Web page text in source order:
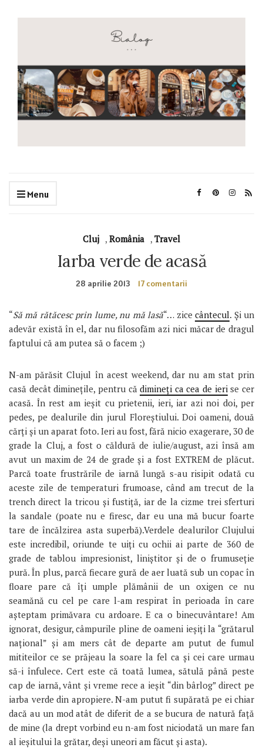
Menu
Cluj , România , Travel
Iarba verde de acasă
28 aprilie 2013 17 comentarii
“Să mă rătăcesc prin lume, nu mă lasă“… zicecântecul. Și un
adevăr există în el, dar nu filosofăm azi nici măcar de dragul
faptului că am putea să o facem ;)
N-am părăsit Clujul în acest weekend, dar nu am stat prin
casă decât diminețile, pentru cădimineți ca cea de ierise cer
acasă. În rest am ieșit cu prietenii, ieri, iar azi noi doi, per
pedes, pe dealurile din jurul Floreștiului. Doi oameni, două
cărți și un aparat foto. Ieri au fost, fără nicio exagerare, 30 de
grade la Cluj, a fost o căldură de iulie/august, azi însă am
avut un maxim de 24 de grade și a fost EXTREM de plăcut.
Parcă toate frustrările de iarnă lungă s-au risipit odată cu
aceste zile de temperaturi frumoase, când am trecut de la
trench direct la tricou și fustiță, iar de la cizme trei sferturi
la sandale (poate nu e firesc, dar eu una mă bucur foarte
tare de încălzirea asta superbă).Verdele dealurilor Clujului
este incredibil, oriunde te uiți cu ochii ai parte de 360 de
grade de tablou impresionist, liniștitor și de o frumuseție
pură. În plus, parcă fiecare gură de aer luată sub un copac în
floare pare că îți umple plămânii de un oxigen ce nu
seamănă cu cel pe care l-am respirat în perioada în care
așteptam primăvara cu ardoare. E ca o binecuvântare! Am
ignorat, desigur, câmpurile pline de oameni ieșiți la “grătarul
național” și am mers cât de departe am putut de fumul
mititeilor ce se prăjeau la soare la fel ca și cei care urmau
să-i înfulece. Cert este că toată lumea, sătulă până peste
cap de iarnă, vânt și vreme rece a ieșit “din bârlog” direct pe
iarba verde din apropiere. N-am putut fi supărată pe ei chiar
dacă au un mod atât de diferit de a se bucura de natură față
de mine (la drept vorbind eu n-am fost niciodată un mare fan
al ieșitului la grătar, deși uneori am făcut și asta).